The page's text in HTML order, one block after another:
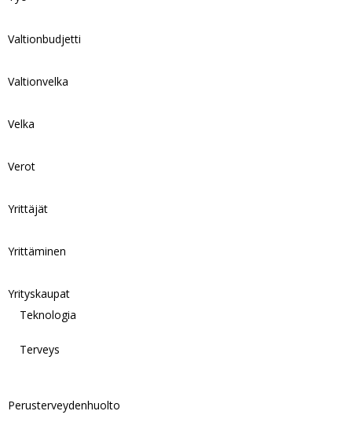
Valtionbudjetti
Valtionvelka
Velka
Verot
Yrittäjät
Yrittäminen
Yrityskaupat
Teknologia
Terveys
Perusterveydenhuolto